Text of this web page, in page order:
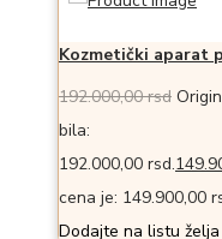
Kozmetički aparat
192.000,00rsd
bila:
192.000,00 rsd.
cena je: 149.900,00
Dodajte na listu želja